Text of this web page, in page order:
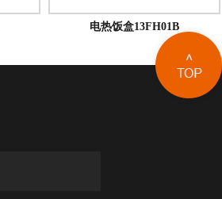
电热饭盒13FH01B